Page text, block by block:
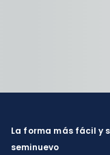
La forma más fácil y
seminuevo